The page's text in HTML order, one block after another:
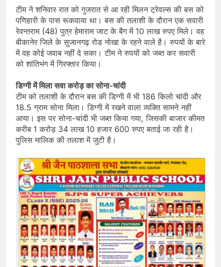
टीम ने शनिवार रात को गुजरात से आ रही मिलन ट्रेवल्स की बस को
पणिहारी के पास रूकवाया था। बस की तलाशी के दौरान एक सवारी
रेवन्तराम (48) पुत्र हेमाराम जाट के बैग में 10 लाख रुपए मिले। वह
बीकानेर जिले के सुजानगढ़ रोड नोखा के रहने वाले है। रुपयों के बारे
में वह कोई जवाब नहीं दे सका। टीम ने रुपयों को जब्त कर सवारी
को शांतिभंग में गिरफ्तार किया।
डिग्गी में मिला सवा करोड़ का सोना-चांदी
टीम को तलाशी के दौरान बस की डिग्गी में भी 186 किलो चांदी और
18.5 ग्राम सोना मिला। डिग्गी में रखने वाला व्यक्ति सामने नहीं
आया। इस पर सोना-चांदी भी जब्त किया गया, जिसकी बाजार कीमत
करीब 1 करोड़ 34 लाख 10 हजार 600 रुपए बताई जा रही है।
पुलिस मालिक की तलाश में जुटी है।